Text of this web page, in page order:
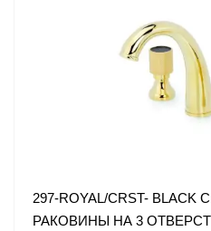
297-ROYAL/CRST-
РАКОВИНЫ НА 3